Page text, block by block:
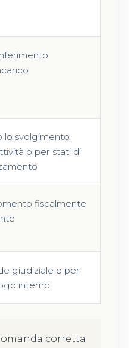
lo svolgimento
o per stati di
fiscalmente
giudiziale o per
interno
corretta